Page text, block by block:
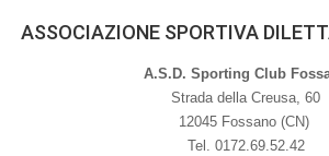
ASSOCIAZIONE SPORTIVA
A.S.D. Sporting Club
Strada della Creusa, 60
12045 Fossano (CN)
Tel. 0172.69.52.42